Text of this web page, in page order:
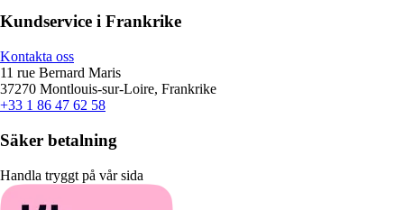
Kundservice i Frankrike
Kontakta oss
11 rue Bernard Maris
37270 Montlouis-sur-Loire, Frankrike
+33 1 86 47 62 58
Säker betalning
Handla tryggt på vår sida